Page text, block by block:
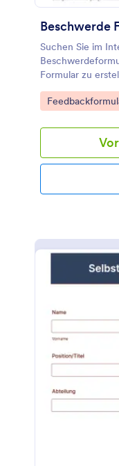
Beschwerde
Suchen Sie im
Formular zu
leicht auszufüllen
Go to Category: